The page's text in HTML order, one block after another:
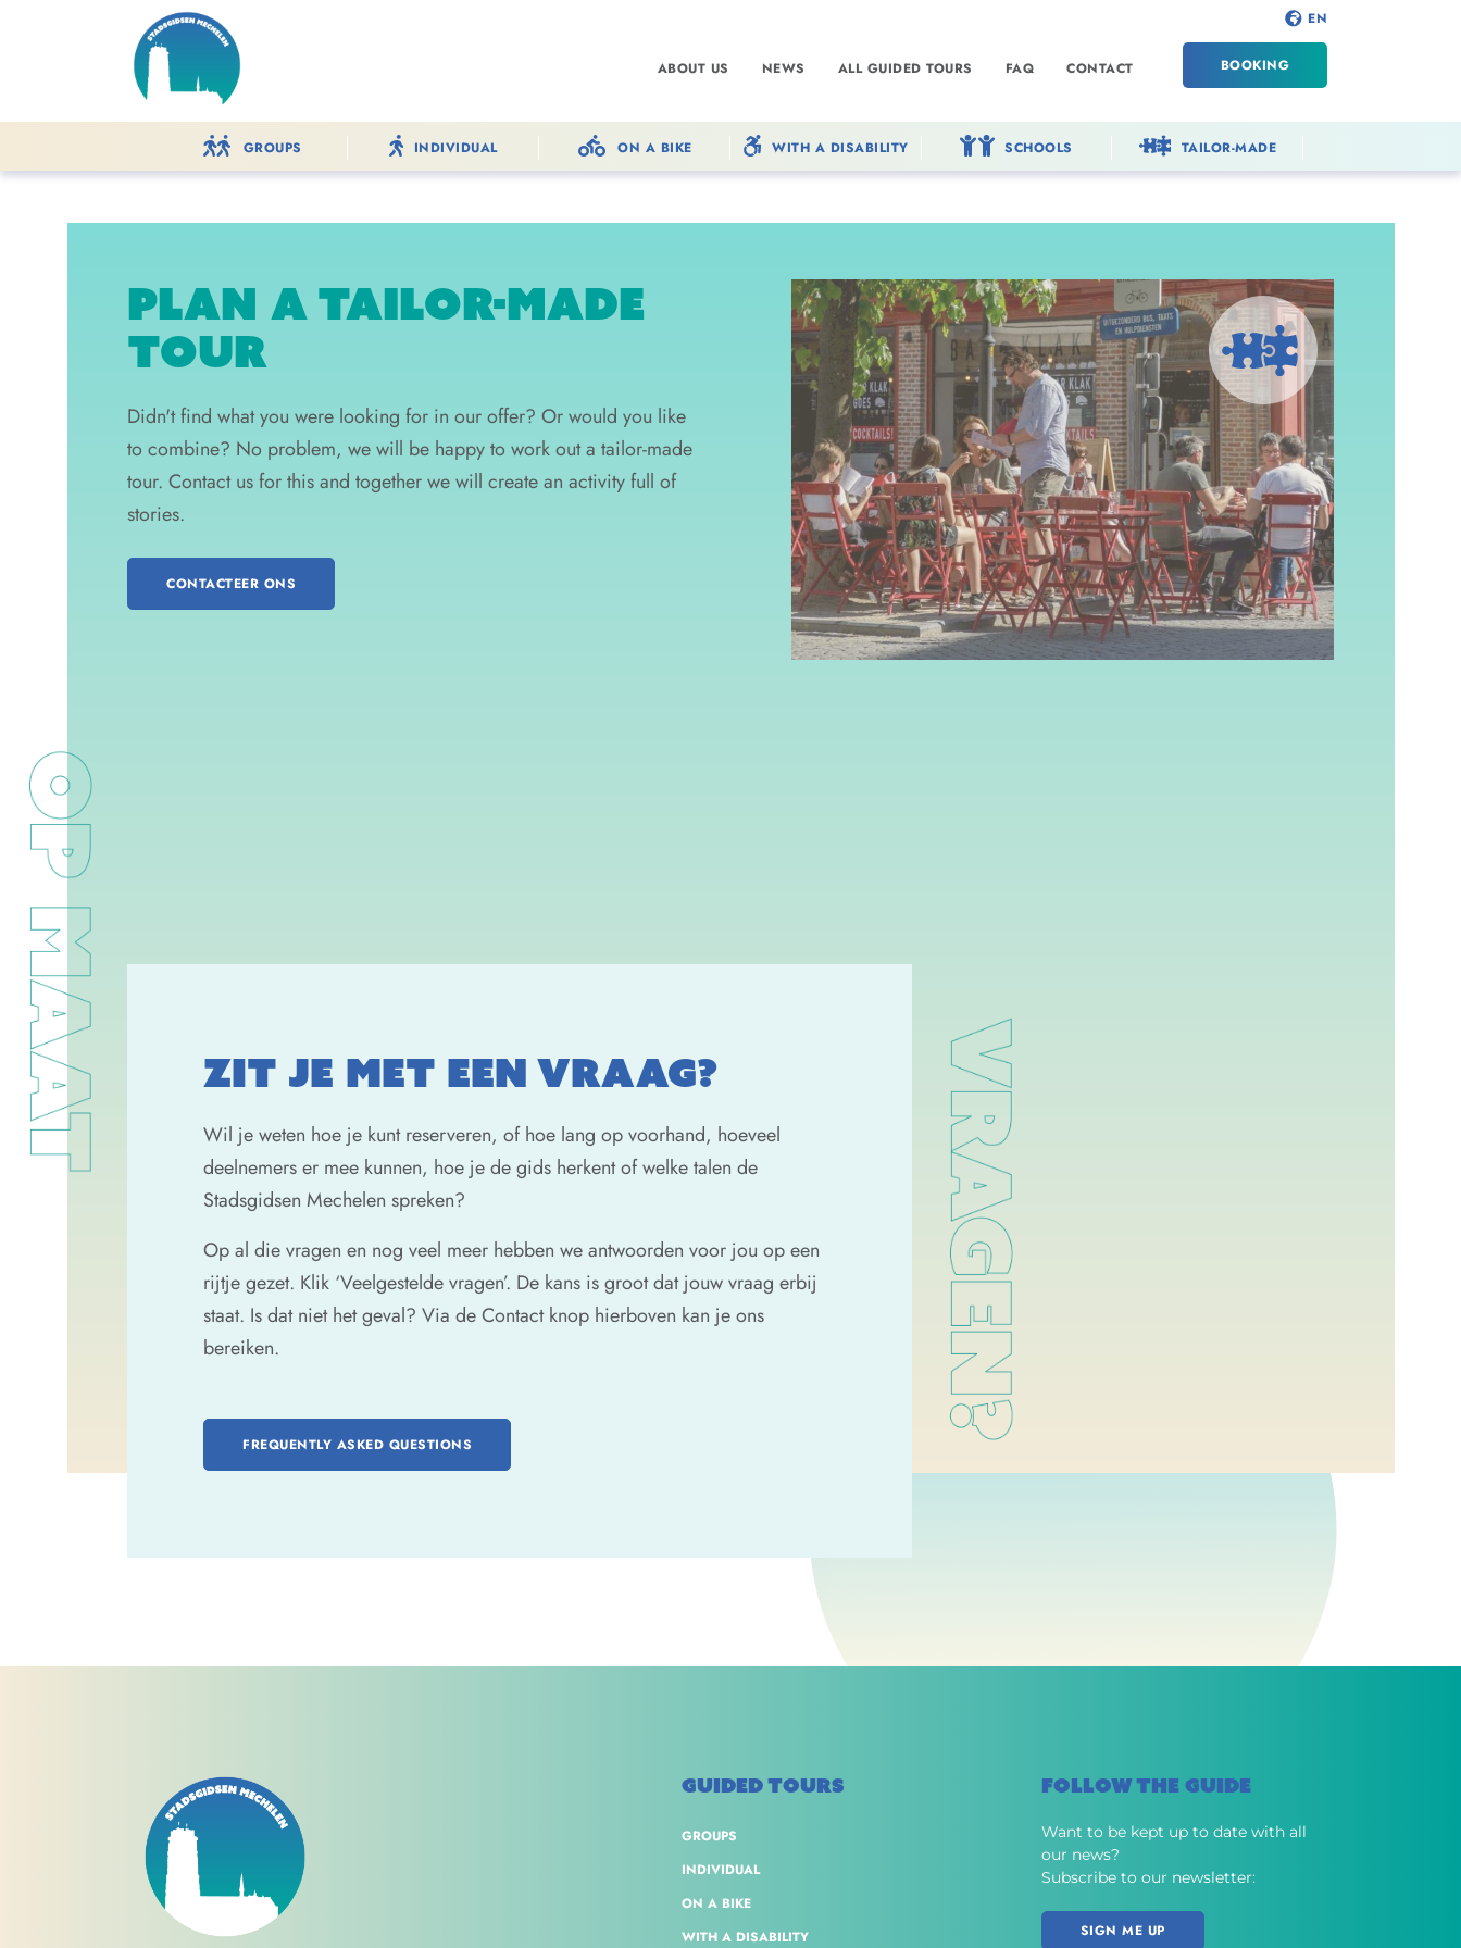
ABOUT US NEWS ALL GUIDED TOURS FAQ CONTACT BOOKING
GROUPS INDIVIDUAL ON A BIKE WITH A DISABILITY SCHOOLS TAILOR-MADE
EN
PLAN A TAILOR-MADE
TOUR
Didn't find what you were looking for in our offer? Or would you like
to combine? No problem, we will be happy to work out a tailor-made
tour. Contact us for this and together we will create an activity full of
stories.
CONTACTEER ONS
ZIT JE MET EEN VRAAG?
Wil je weten hoe je kunt reserveren, of hoe lang op voorhand, hoeveel
deelnemers er mee kunnen, hoe je de gids herkent of welke talen de
Stadsgidsen Mechelen spreken?
Op al die vragen en nog veel meer hebben we antwoorden voor jou op een
rijtje gezet. Klik ‘Veelgestelde vragen’. De kans is groot dat jouw vraag erbij
staat. Is dat niet het geval? Via de Contact knop hierboven kan je ons
bereiken.
FREQUENTLY ASKED QUESTIONS
GUIDED TOURS
GROUPS
INDIVIDUAL
ON A BIKE
WITH A DISABILITY
FOLLOW THE GUIDE
Want to be kept up to date with all
our news?
Subscribe to our newsletter:
SIGN ME UP